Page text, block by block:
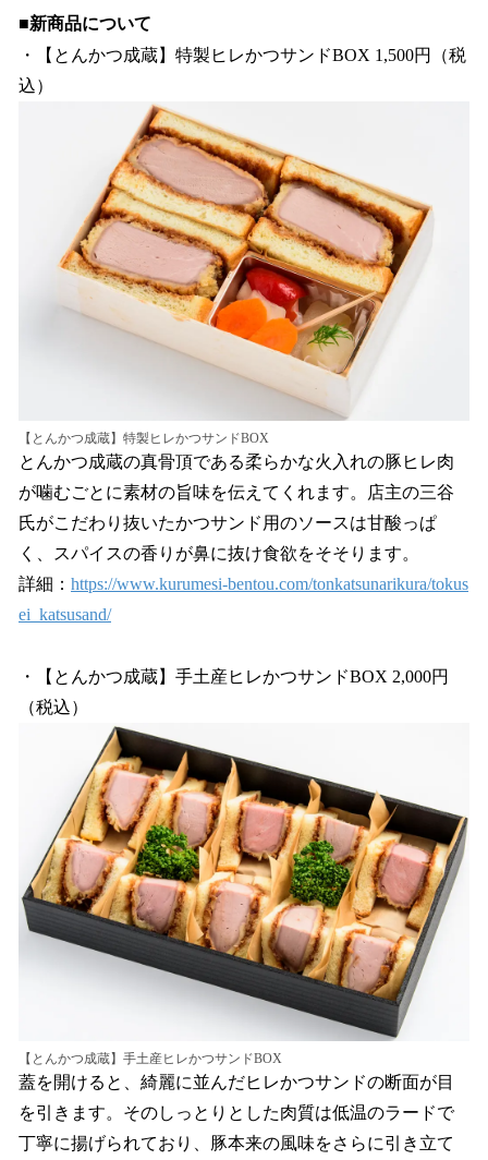
■新商品について
・【とんかつ成蔵】特製ヒレかつサンドBOX 1,500円（税
込）
【とんかつ成蔵】特製ヒレかつサンドBOX
とんかつ成蔵の真骨頂である柔らかな火入れの豚ヒレ肉
が噛むごとに素材の旨味を伝えてくれます。店主の三谷
氏がこだわり抜いたかつサンド用のソースは甘酸っぱ
く、スパイスの香りが鼻に抜け食欲をそそります。
詳細： https://www.kurumesi-bentou.com/tonkatsunarikura/tokus
ei_katsusand/
・【とんかつ成蔵】手土産ヒレかつサンドBOX 2,000円
（税込）
【とんかつ成蔵】手土産ヒレかつサンドBOX
蓋を開けると、綺麗に並んだヒレかつサンドの断面が目
を引きます。そのしっとりとした肉質は低温のラードで
丁寧に揚げられており、豚本来の風味をさらに引き立て